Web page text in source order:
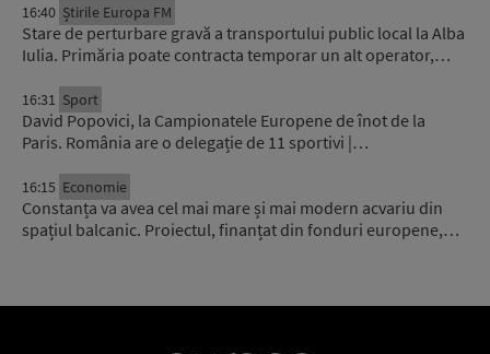
16:40 Știrile Europa FM
Stare de perturbare gravă a transportului public local la Alba
Iulia. Primăria poate contracta temporar un alt operator,…
16:31 Sport
David Popovici, la Campionatele Europene de înot de la
Paris. România are o delegație de 11 sportivi |…
16:15 Economie
Constanța va avea cel mai mare și mai modern acvariu din
spațiul balcanic. Proiectul, finanțat din fonduri europene,…